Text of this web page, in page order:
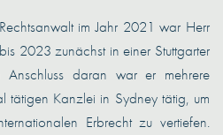
im Jahr 2021 war Herr
2023 zunächst in einer Stuttgarter
Anschluss daran war er mehrere
tätigen Kanzlei in Sydney tätig, um
Erbrecht zu vertiefen.